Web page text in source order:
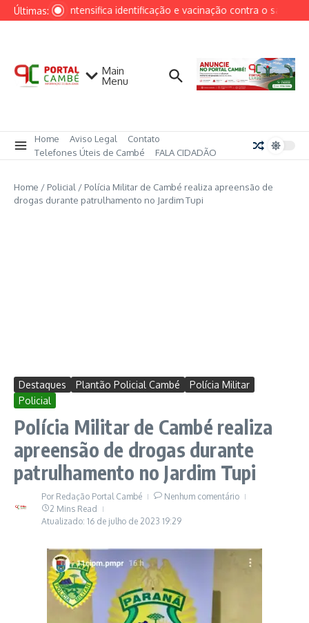
Ir para o conteúdo
Últimas:
Cambé intensifica identificação e vacinação contra o
Main
Menu
Home Aviso Legal
Contato
Telefones Úteis de Cambé
FALA CIDADÃO
Home / Policial / Polícia Militar de Cambé realiza apreensão de
drogas durante patrulhamento no Jardim Tupi
Destaques Plantão Policial Cambé
Polícia Militar
Policial
Polícia Militar de Cambé realiza
apreensão de drogas durante
patrulhamento no Jardim Tupi
Por Redação Portal Cambé
Nenhum comentário
2 Mins Read
Atualizado: 16 de julho de 2023 19:29